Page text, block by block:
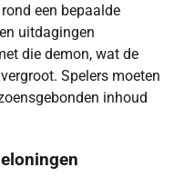
een bepaalde
uitdagingen
die demon, wat de
Spelers moeten
inhoud